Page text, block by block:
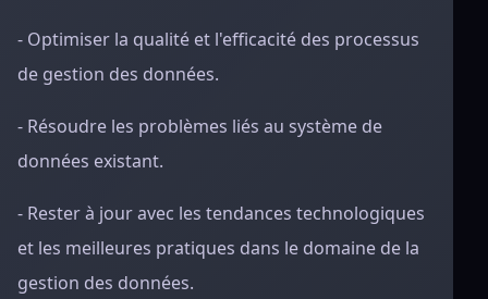
- Optimiser la qualité et l'efficacité des processus
de gestion des données.
- Résoudre les problèmes liés au système de
données existant.
- Rester à jour avec les tendances technologiques
et les meilleures pratiques dans le domaine de la
gestion des données.